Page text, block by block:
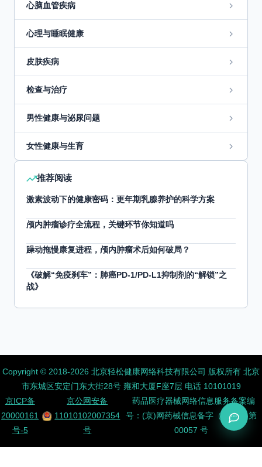
心脑血管疾病
心理与睡眠健康
皮肤疾病
检查与治疗
男性健康与泌尿问题
女性健康与生育
推荐阅读
激素波动下的健康密码：更年期乳腺养护的科学方案
颅内肿瘤诊疗全流程，关键环节你知道吗
躁动拖慢康复进程，颅内肿瘤术后如何破局？
《破解“免疫刹车”：肺癌PD-1/PD-L1抑制剂的“解锁”之
战》
Copyright ©️ 2018-2026 北京轻松健康网络科技有限公司 版权所有 北京
市东城区安定门东大街28号 雍和大厦F座7层 电话 10101019
京ICP备
20000161
号-5
京公网安备
11010102007354
号
药品医疗器械网络信息服务备案编
号：(京)网药械信息备字（2026）第
00057 号